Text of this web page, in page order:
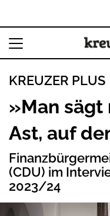
KREUZER PLUS
»Man sägt
Ast, auf
(CDU) im
2023/24